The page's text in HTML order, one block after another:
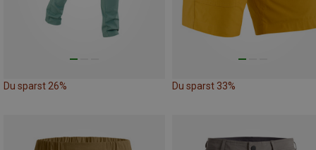
Du sparst 26% Du sparst 33%